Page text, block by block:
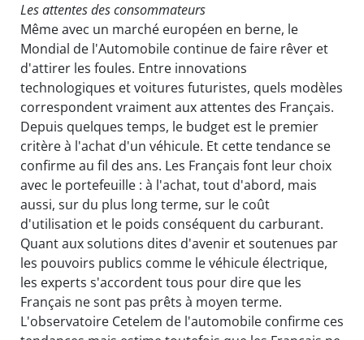
Les attentes des consommateurs
Même avec un marché européen en berne, le
Mondial de l'Automobile continue de faire rêver et
d'attirer les foules. Entre innovations
technologiques et voitures futuristes, quels modèles
correspondent vraiment aux attentes des Français.
Depuis quelques temps, le budget est le premier
critère à l'achat d'un véhicule. Et cette tendance se
confirme au fil des ans. Les Français font leur choix
avec le portefeuille : à l'achat, tout d'abord, mais
aussi, sur du plus long terme, sur le coût
d'utilisation et le poids conséquent du carburant.
Quant aux solutions dites d'avenir et soutenues par
les pouvoirs publics comme le véhicule électrique,
les experts s'accordent tous pour dire que les
Français ne sont pas prêts à moyen terme.
L'observatoire Cetelem de l'automobile confirme ces